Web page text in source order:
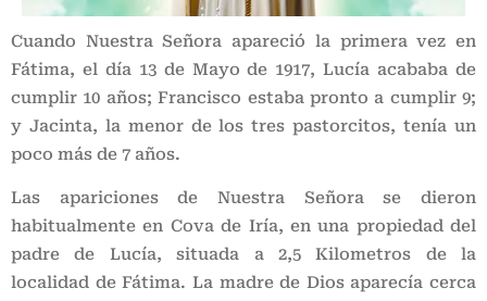
Cuando Nuestra Señora apareció la primera vez en
Fátima, el día 13 de Mayo de 1917, Lucía acababa de
cumplir 10 años; Francisco estaba pronto a cumplir 9;
y Jacinta, la menor de los tres pastorcitos, tenía un
poco más de 7 años.
Las apariciones de Nuestra Señora se dieron
habitualmente en Cova de Iría, en una propiedad del
padre de Lucía, situada a 2,5 Kilometros de la
localidad de Fátima. La madre de Dios aparecía cerca